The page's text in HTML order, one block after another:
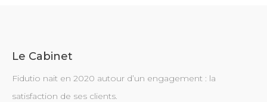
Le Cabinet
Fidutio nait en 2020 autour d’un engagement : la
satisfaction de ses clients.